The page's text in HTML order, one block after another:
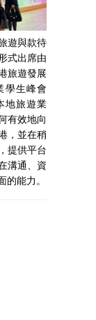
遊與款待
式出席由
旅遊發展
學生峰會
地旅遊業
有效地向
，並在稍
提供平台
溝通、資
能力。